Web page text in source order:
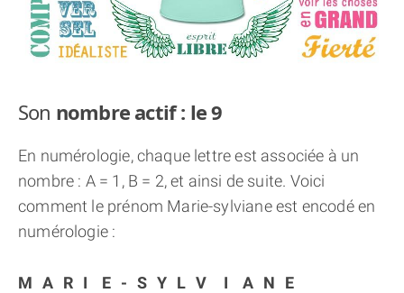
Son nombre actif : le 9
En numérologie, chaque lettre est associée à un
nombre : A = 1, B = 2, et ainsi de suite. Voici
comment le prénom Marie-sylviane est encodé en
numérologie :
M A R I E - S Y L V I A N
E
70.000 PRÉNOMS
(À PROPOS)